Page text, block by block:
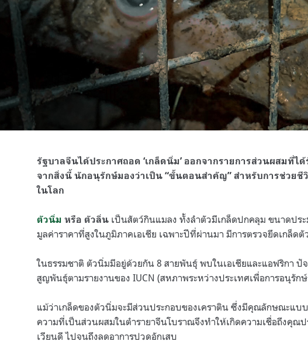
รัฐบาลจีนได้ประกาศถอด ‘เกล็ดนิ่ม’ ออกจากรายการส่วนผสมที่
จากสิ่งนี้ นักอนุรักษ์มองว่าเป็น “ขั้นตอนสำคัญ” สำหรับการช่วย
ในโลก
ตัวนิ่ม หรือ ตัวลิ่น เป็นสัตว์กินแมลง ทั้งลำตัวมีเกล็ดปกคลุม ขนาดป
มูลค่าราคาที่สูงในภูมิภาคเอเชีย เฉพาะปีที่ผ่านมา มีการตรวจยึดเกล็ด
ในธรรมชาติ ตัวนิ่มมีอยู่ด้วยกัน 8 สายพันธุ์ พบในเอเชียและแอฟริกา
สูญพันธุ์ตามรายงานของ IUCN (สหภาพระหว่างประเทศเพื่อการอนุรัก
แม้ว่าเกล็ดของตัวนิ่มจะมีส่วนประกอบของเคราติน ซึ่งมีคุณลักษณะแบ
ความที่เป็นส่วนผสมในตำรายาจีนโบราณจึงทำให้เกิดความเชื่อถึงคุณ
เวียนดี ไปจนถึงลดอาการปวดอักเสบ